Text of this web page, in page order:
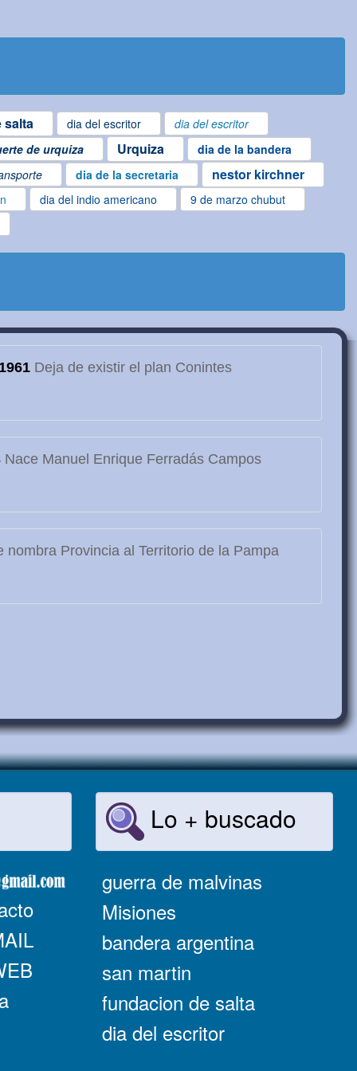
salta dia del escritor
dia del escritor
de urquiza Urquiza
dia de la bandera
dia de la secretaria nestor kirchner
dia del indio americano
9 de marzo chubut
1961Deja de existir el plan Conintes
Nace Manuel Enrique Ferradás Campos
nombra Provincia al Territorio de la Pampa
Lo + buscado
guerra de malvinas
Misiones
bandera argentina
san martin
fundacion de salta
dia del escritor